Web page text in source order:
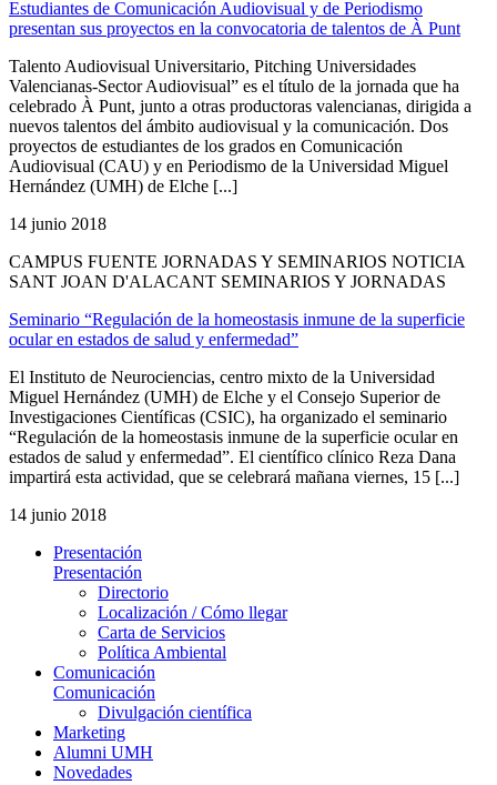
Estudiantes de Comunicación Audiovisual y de Periodismo
presentan sus proyectos en la convocatoria de talentos de À Punt
Talento Audiovisual Universitario, Pitching Universidades
Valencianas-Sector Audiovisual” es el título de la jornada que ha
celebrado À Punt, junto a otras productoras valencianas, dirigida a
nuevos talentos del ámbito audiovisual y la comunicación. Dos
proyectos de estudiantes de los grados en Comunicación
Audiovisual (CAU) y en Periodismo de la Universidad Miguel
Hernández (UMH) de Elche [...]
14 junio 2018
CAMPUS FUENTE JORNADAS Y SEMINARIOS NOTICIA
SANT JOAN D'ALACANT SEMINARIOS Y JORNADAS
Seminario “Regulación de la homeostasis inmune de la superficie
ocular en estados de salud y enfermedad”
El Instituto de Neurociencias, centro mixto de la Universidad
Miguel Hernández (UMH) de Elche y el Consejo Superior de
Investigaciones Científicas (CSIC), ha organizado el seminario
“Regulación de la homeostasis inmune de la superficie ocular en
estados de salud y enfermedad”. El científico clínico Reza Dana
impartirá esta actividad, que se celebrará mañana viernes, 15 [...]
14 junio 2018
Presentación
Presentación
Directorio
Localización / Cómo llegar
Carta de Servicios
Política Ambiental
Comunicación
Comunicación
Divulgación científica
Marketing
Alumni UMH
Novedades